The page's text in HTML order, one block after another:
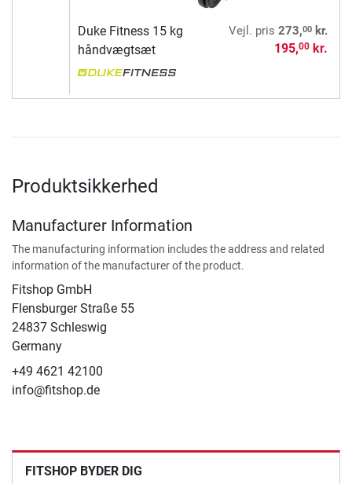
Duke Fitness 15 kg
håndvægtsæt
Vejl. pris 273,00kr.
195,00kr.
Produktsikkerhed
Manufacturer Information
The manufacturing information includes the address and related
information of the manufacturer of the product.
Fitshop GmbH
Flensburger Straße 55
24837 Schleswig
Germany
+49 4621 42100
info@fitshop.de
FITSHOP BYDER DIG